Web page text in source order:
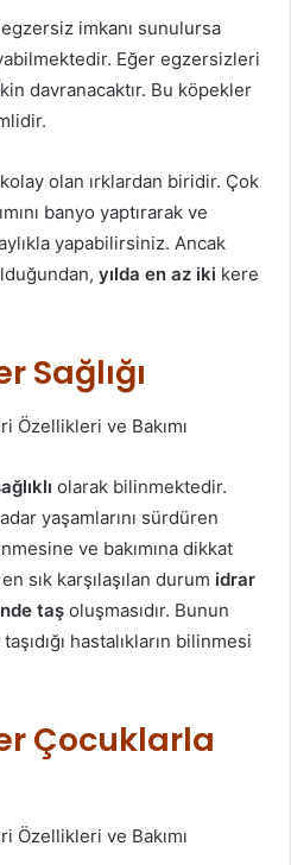
imkanı sunulursa
Eğer egzersizleri
davranacaktır. Bu köpekler
kolay olan ırklardan biridir. Çok
banyo yaptırarak ve
yapabilirsiniz. Ancak
yılda en az iki kere
Sağlığı
olarak bilinmektedir.
yaşamlarını sürdüren
ve bakımına dikkat
sık karşılaşılan durum idrar
taş oluşmasıdır. Bunun
hastalıkların bilinmesi
Çocuklarla